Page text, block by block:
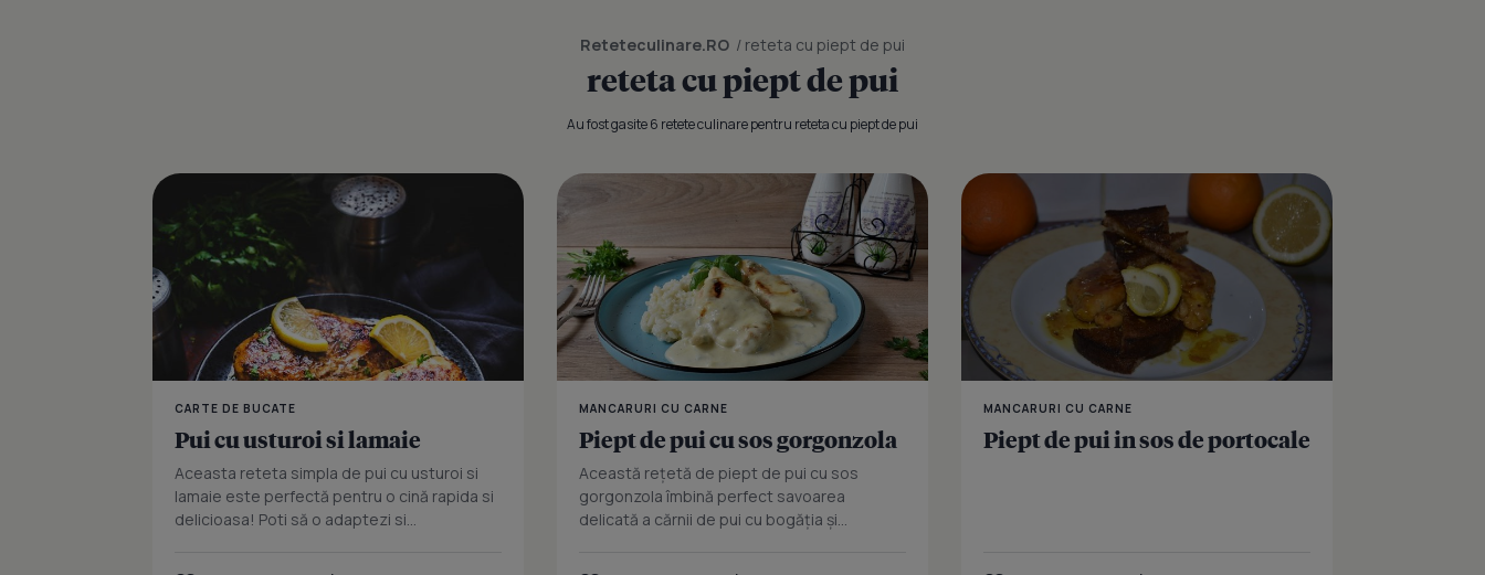
Reteteculinare.RO / reteta cu piept de pui
reteta cu piept de pui
Au fost gasite 6 retete culinare pentru reteta cu piept de pui
CARTE DE BUCATE
Pui cu usturoi si lamaie
Aceasta reteta simpla de pui cu usturoi si
lamaie este perfectă pentru o cină rapida si
delicioasa! Poti să o adaptezi si...
Pui cu usturoi si lamaie
MANCARURI CU CARNE
Piept de pui cu sos gorgonzola
Această rețetă de piept de pui cu sos
gorgonzola îmbină perfect savoarea
delicată a cărnii de pui cu bogăția și...
Piept de pui cu sos
MANCARURI CU CARNE
Piept de pui in sos de portocale